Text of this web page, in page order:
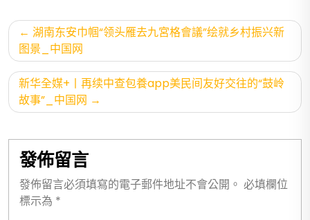
文
章
導
覽
湖南东安巾帼“领头雁去九宮格會議”绘就乡村振兴新
图景_中国网
新华全媒+丨再续中查包養app美民间友好交往的“鼓岭
故事”_中国网
發佈留言
發佈留言必須填寫的電子郵件地址不會公開。 必填欄位
標示為 *